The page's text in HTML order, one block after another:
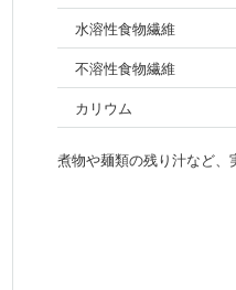
水溶性食物繊維
不溶性食物繊維
カリウム
煮物や麺類の残り汁など